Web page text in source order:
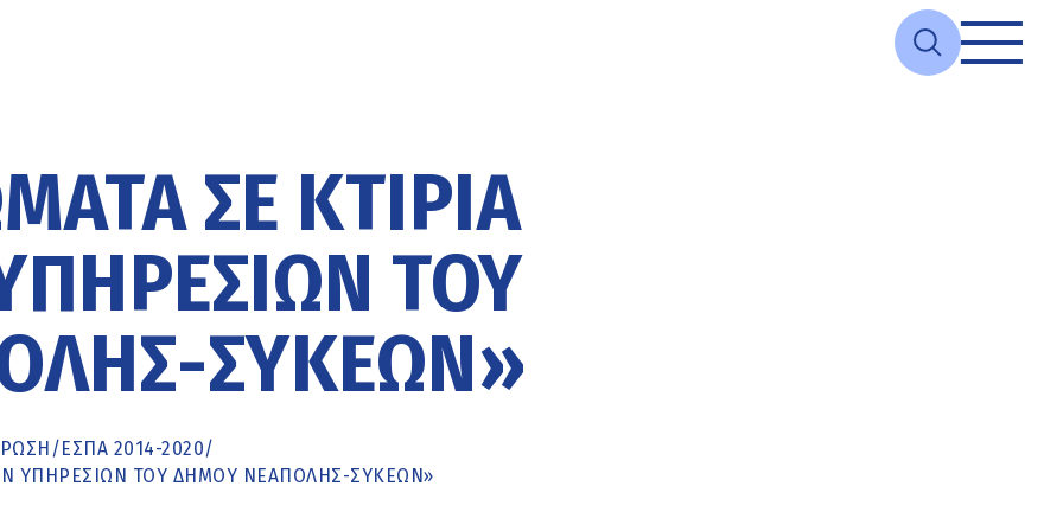
ΣΕ ΚΤΊΡΙΑ
ΤΟΥ
ΣΥΚΕΏΝ»
/ΕΣΠΑ 2014-2020/
ΥΠΗΡΕΣΙΏΝ ΤΟΥ ΔΉΜΟΥ ΝΕΆΠΟΛΗΣ-ΣΥΚΕΏΝ»